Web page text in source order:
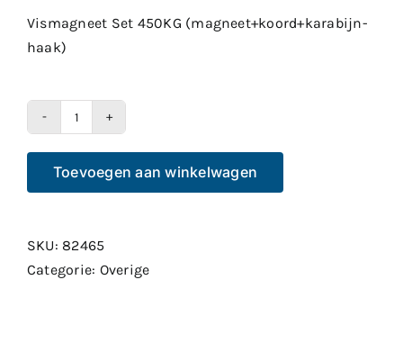
Vismagneet Set 450KG (magneet+koord+karabijn-
haak)
Vismagneet
Set
450KG
aantal
Toevoegen aan winkelwagen
SKU: 82465
Categorie: Overige